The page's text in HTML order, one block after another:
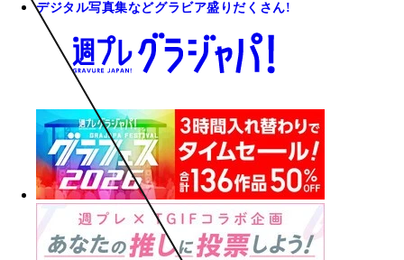
デジタル写真集などグラビア盛りだくさん!